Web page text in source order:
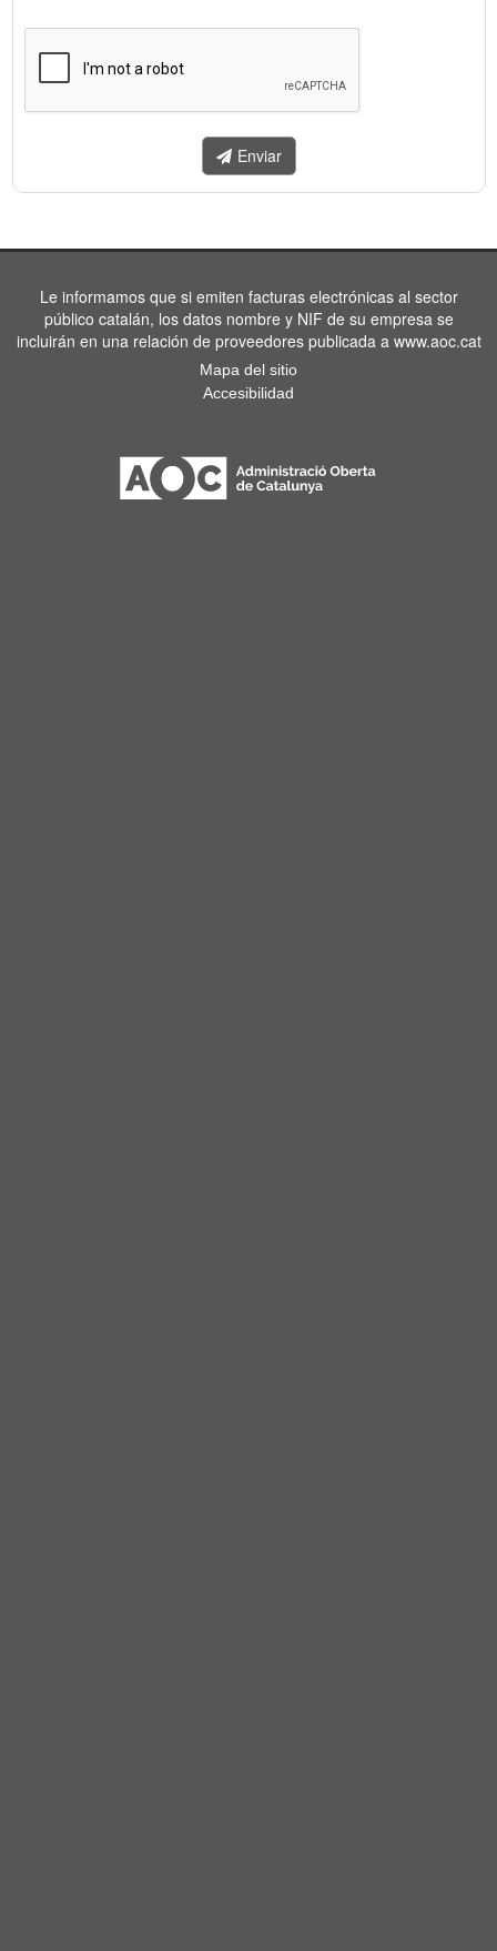
enviar.
Enviar
Le informamos que si emiten facturas electrónicas al sector
público catalán, los datos nombre y NIF de su empresa se
incluirán en una relación de proveedores publicada a www.aoc.cat
Mapa del sitio
Accesibilidad